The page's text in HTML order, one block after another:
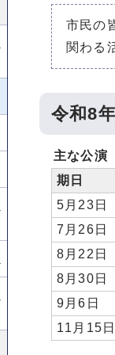
市民の
関わる
令和8
主な公演
期日
5月23日
7月26日
8月22日
8月30日
9月6日
11月15